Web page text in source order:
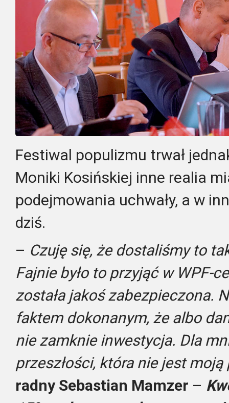
Festiwal populizmu trwał
Moniki Kosińskiej inne realia
podejmowania uchwały, a w
dziś.
– Czuję się, że dostaliśmy to
Fajnie było to przyjąć w WPF-
została jakoś zabezpieczona.
faktem dokonanym, że albo
nie zamknie inwestycja. Dla
przeszłości, która nie jest moją
radny Sebastian Mamzer –